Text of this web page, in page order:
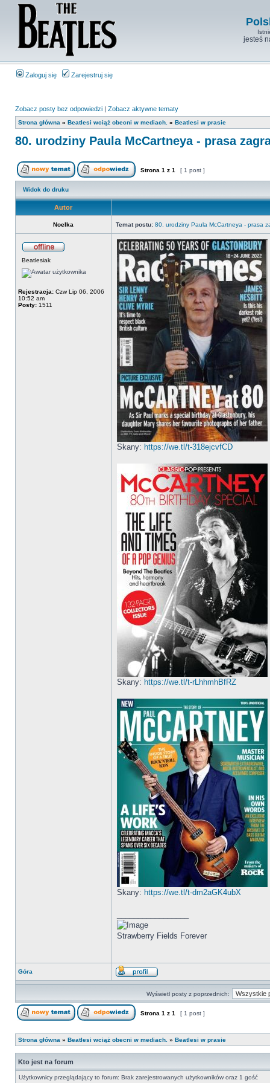
jesteś
Zaloguj się Zarejestruj się
Zobacz posty bez odpowiedzi | Zobacz aktywne tematy
Strona główna » Beatlesi wciąż obecni w mediach. » Beatlesi w prasie
80. urodziny Paula McCartneya - prasa
Strona 1 z 1 [ 1 post ]
Widok do druku
Autor
Noelka Temat postu: 80. urodziny Paula McCartneya - prasa
Beatlesiak
Rejestracja: Czw Lip 06, 2006
10:52 am
Posty: 1511
Skany: https://we.tl/t-318ejcvfCD
Skany: https://we.tl/t-rLhhmhBfRZ
Skany: https://we.tl/t-dm2aGK4ubX
Strawberry Fields Forever
Góra
Wyświetl posty z poprzednich:
Strona 1 z 1 [ 1 post ]
Strona główna » Beatlesi wciąż obecni w mediach. » Beatlesi w prasie
Kto jest na forum
Użytkownicy przeglądający to forum: Brak zarejestrowanych użytkowników oraz 1 gość